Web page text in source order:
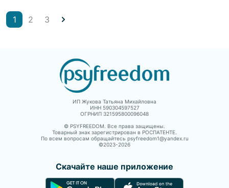
1 2 3
ИП Жукова Татьяна Михайловна
ИНН 590304597527
ОГРНИП 321595800096048
© PSYFREEDOM. Все права защищены.
Товарный знак зарегистрирован в РОСПАТЕНТЕ.
По всем вопросам обращайтесь psyfreedom1@yandex.ru
©2023-2026
Скачайте наше приложение